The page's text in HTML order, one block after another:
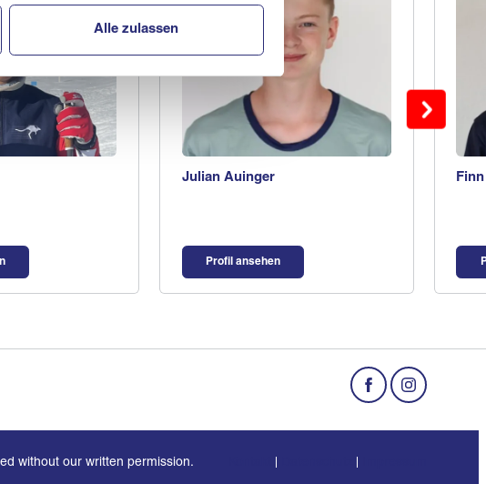
Alle zulassen
Julian Auinger
Profil ansehen
without our written permission.